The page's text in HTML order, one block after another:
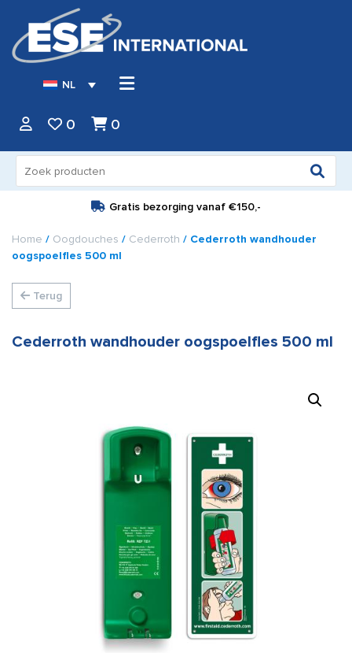
NL
0 0
naar:
Gratis bezorging vanaf €150,-
Home / Oogdouches / Cederroth / Cederroth wandhouder
oogspoelfles 500 ml
Terug
Cederroth wandhouder oogspoelfles 500 ml